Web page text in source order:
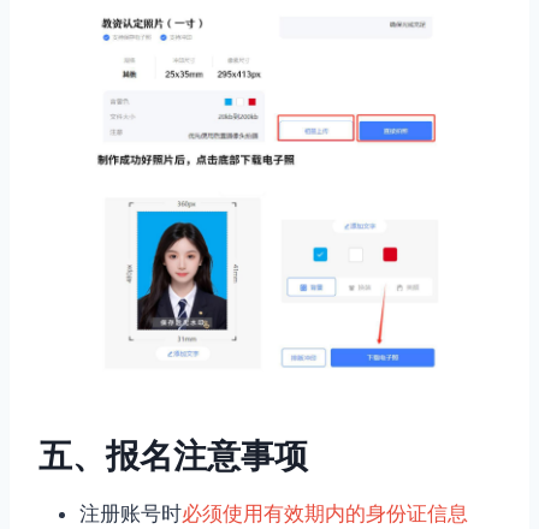
五、报名注意事项
注册账号时必须使用有效期内的身份证信息